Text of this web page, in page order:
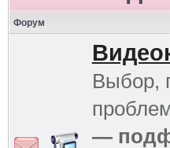
Форум
Выбор,
—